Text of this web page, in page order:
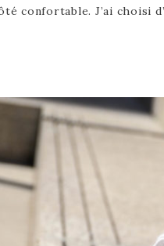
confortable. J’ai choisi